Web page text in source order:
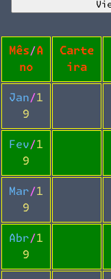
Mês/A
no
Carte
ira
Jan/1
9
Fev/1
9
Mar/1
9
Abr/1
9